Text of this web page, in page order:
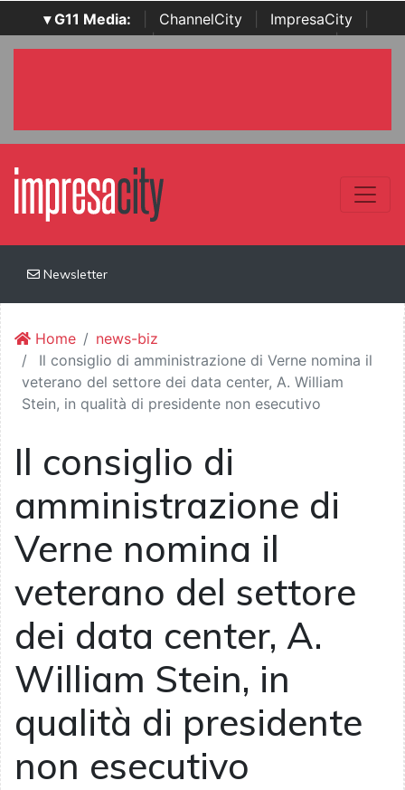
▾ G11 Media: ChannelCity ImpresaCity
SecurityOpenLab | Italian Channel Awards | Italian
Newsletter
Home
news-biz
Il consiglio di amministrazione di Verne nomina il
veterano del settore dei data center, A. William
Stein, in qualità di presidente non esecutivo
Il consiglio di
amministrazione di
Verne nomina il
veterano del settore
dei data center, A.
William Stein, in
qualità di presidente
non esecutivo